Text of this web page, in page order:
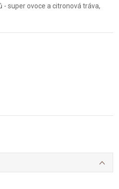
- super ovoce a citronová tráva,